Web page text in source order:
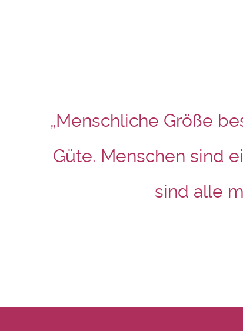
„Menschliche Größe
Güte. Menschen sind
sind alle